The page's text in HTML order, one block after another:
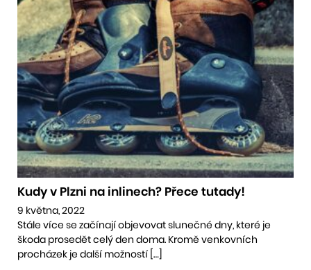
Kudy v Plzni na inlinech? Přece tutady!
9 května, 2022
Stále více se začínají objevovat slunečné dny, které je
škoda prosedět celý den doma. Kromě venkovních
procházek je další možností […]